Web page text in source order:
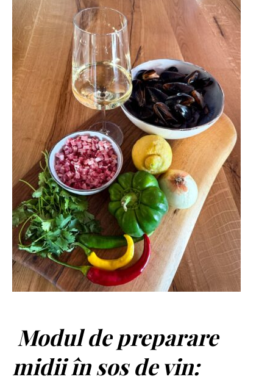
Modul de preparare
midii în sos de vin: